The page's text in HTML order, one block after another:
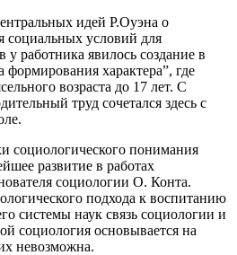
идей Р.Оуэна о
социальных условий для
у работника явилось создание в
формирования характера”, где
возраста до 17 лет. С
труд сочетался здесь с
социологического понимания
развитие в работах
социологии О. Конта.
подхода к воспитанию
системы наук связь социологии и
социология основывается на
невозможна.